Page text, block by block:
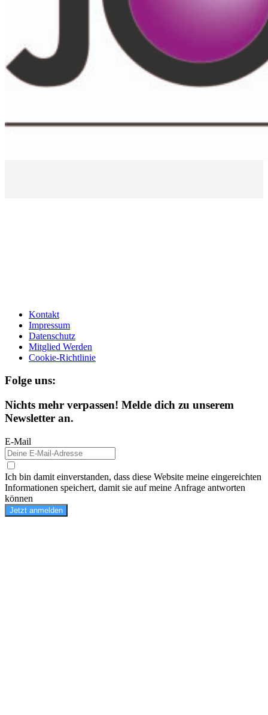
Kontakt
Impressum
Datenschutz
Mitglied Werden
Cookie-Richtlinie
Folge uns:
Nichts mehr verpassen! Melde dich zu unserem
Newsletter an.
E-Mail
Ich bin damit einverstanden, dass diese Website meine eingereichten
Informationen speichert, damit sie auf meine Anfrage antworten
können
Jetzt anmelden